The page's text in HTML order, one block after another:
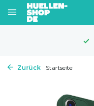
Zurück Startseite